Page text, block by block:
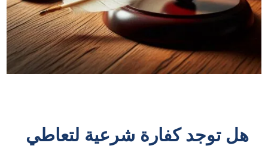
هل توجد كفارة شرعية لتعاطي